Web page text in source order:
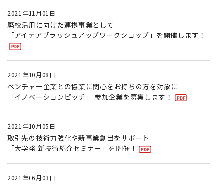
2021年11月01日
廃校活用に向けた連携事業として
「アイデアブラッシュアップワークショップ」を開催します！
2021年10月08日
ベンチャー企業との協業に関心をお持ちの方を対象に
「イノベーションピッチ」 参加企業を募集します！
2021年10月05日
取引先の技術力強化や新事業創出をサポート
「大学発 新技術紹介セミナー」を開催！
2021年06月03日